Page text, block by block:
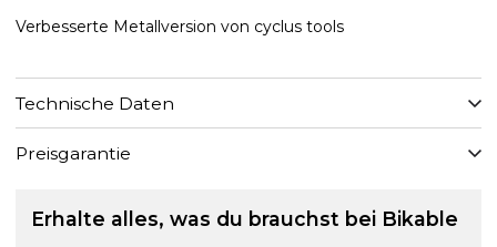
Verbesserte Metallversion von cyclus tools
Technische Daten
Preisgarantie
Erhalte alles, was du brauchst bei Bikable